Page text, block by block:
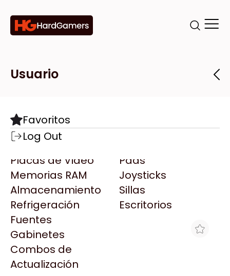
Categorías
Componentes
Motherboards
Microprocesadores
Placas de Video
Memorias RAM
Almacenamiento
Refrigeración
Fuentes
Gabinetes
Combos de
Actualización
Pads
Joysticks
Sillas
Escritorios
Marcas
Todas las Marcas
AMD
AULA
Acer
Adata
AeroCool
Antec
Arkham
Asrock
Tiendas
Destacadas
Usuario
Favoritos
Log Out
PARLANTES GENIUS SW-2.1 300X 10W
(BLACK)